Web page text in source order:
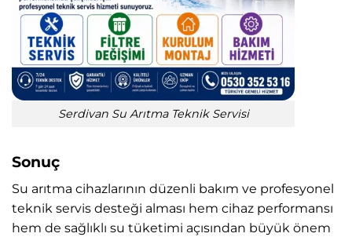
Serdivan Su Arıtma Teknik Servisi
Sonuç
Su arıtma cihazlarının düzenli bakım ve profesyonel
teknik servis desteği alması hem cihaz performansı
hem de sağlıklı su tüketimi açısından büyük önem